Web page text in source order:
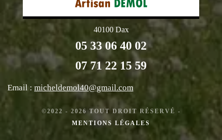
40100 Dax
05 33 06 40 02
07 71 22 15 59
Email : micheldemol40@gmail.com
©2022 - 2026 TOUT DROIT RÉSERVÉ -
MENTIONS LÉGALES